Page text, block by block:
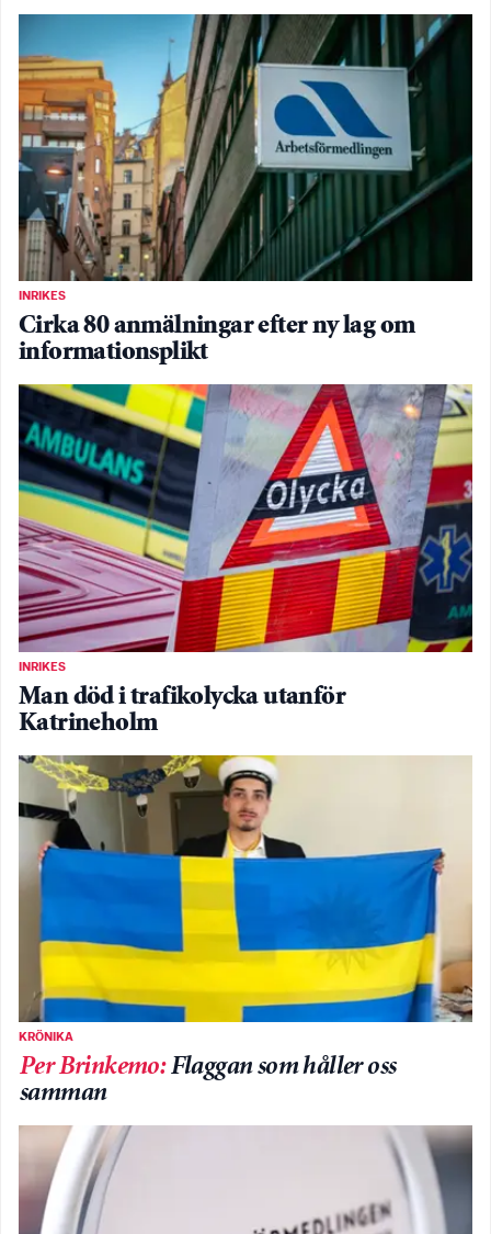
INRIKES
Cirka 80 anmälningar efter ny lag om
informationsplikt
INRIKES
Man död i trafikolycka utanför
Katrineholm
KRÖNIKA
Per Brinkemo:Flaggan som håller oss
samman